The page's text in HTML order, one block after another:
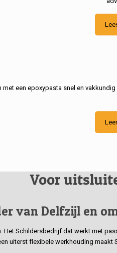
met een epoxypasta snel en
Voor
van Delfzijl en
Het Schildersbedrijf dat werkt met
uiterst flexibele werkhouding